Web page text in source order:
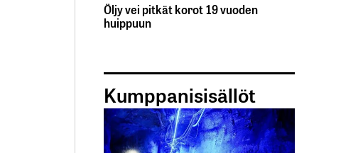
Öljy vei pitkät korot 19 vuoden
huippuun
Kumppanisisällöt